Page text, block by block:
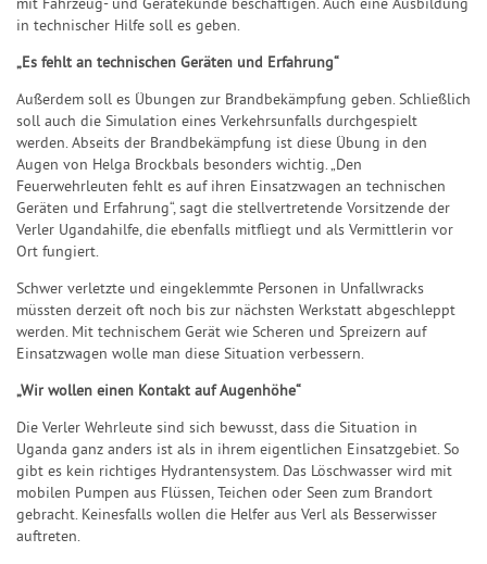
mit Fahrzeug- und Gerätekunde beschäftigen. Auch eine Ausbildung
in technischer Hilfe soll es geben.
„Es fehlt an technischen Geräten und Erfahrung“
Außerdem soll es Übungen zur Brandbekämpfung geben. Schließlich
soll auch die Simulation eines Verkehrsunfalls durchgespielt
werden. Abseits der Brandbekämpfung ist diese Übung in den
Augen von Helga Brockbals besonders wichtig. „Den
Feuerwehrleuten fehlt es auf ihren Einsatzwagen an technischen
Geräten und Erfahrung“, sagt die stellvertretende Vorsitzende der
Verler Ugandahilfe, die ebenfalls mitfliegt und als Vermittlerin vor
Ort fungiert.
Schwer verletzte und eingeklemmte Personen in Unfallwracks
müssten derzeit oft noch bis zur nächsten Werkstatt abgeschleppt
werden. Mit technischem Gerät wie Scheren und Spreizern auf
Einsatzwagen wolle man diese Situation verbessern.
„Wir wollen einen Kontakt auf Augenhöhe“
Die Verler Wehrleute sind sich bewusst, dass die Situation in
Uganda ganz anders ist als in ihrem eigentlichen Einsatzgebiet. So
gibt es kein richtiges Hydrantensystem. Das Löschwasser wird mit
mobilen Pumpen aus Flüssen, Teichen oder Seen zum Brandort
gebracht. Keinesfalls wollen die Helfer aus Verl als Besserwisser
auftreten.